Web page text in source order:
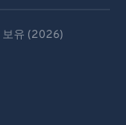
보유 (2026)